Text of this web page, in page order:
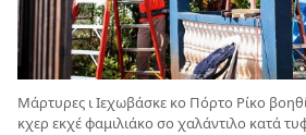
Μάρτυρες ι Ιεχωβάσκε κο Πόρτο Ρίκο
κχερ εκχέ φαμιλιάκο σο χαλάντιλο κατά